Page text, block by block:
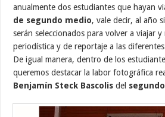
anualmente dos estudiantes que hayan
de segundo medio, vale decir, al año
serán seleccionados para volver a viajar
periodística y de reportaje a las
De igual manera, dentro de los
queremos destacar la labor fotográfica
Benjamín Steck Bascolis del